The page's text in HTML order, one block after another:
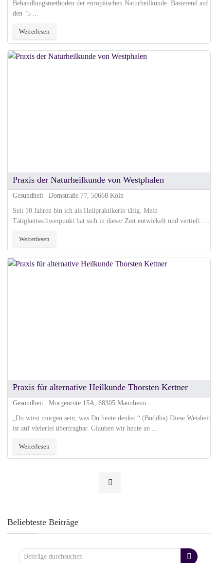
Behandlungsmethoden der europäischen Naturheilkunde. Basierend auf
den "5 ...
Weiterlesen
Praxis der Naturheilkunde von Westphalen
Gesundheit | Domstraße 77, 50668 Köln
Seit 10 Jahren bin ich als Heilpraktikerin tätig. Mein
Tätigkeitsschwerpunkt hat sich in dieser Zeit entwickelt und vertieft. ...
Weiterlesen
Praxis für alternative Heilkunde Thorsten Kettner
Gesundheit | Morgenröte 15A, 68305 Mannheim
„Du wirst morgen sein, was Du heute denkst.“ (Buddha) Diese Weisheit
ist auf vielerlei übertragbar. Glauben wir heute an ...
Weiterlesen
Beliebteste Beiträge